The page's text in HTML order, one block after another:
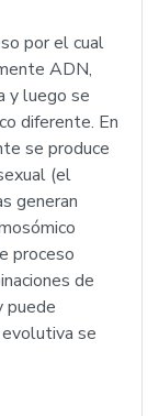
por el cual
ADN,
y luego se
diferente. En
se produce
(el
generan
proceso
de
puede
se